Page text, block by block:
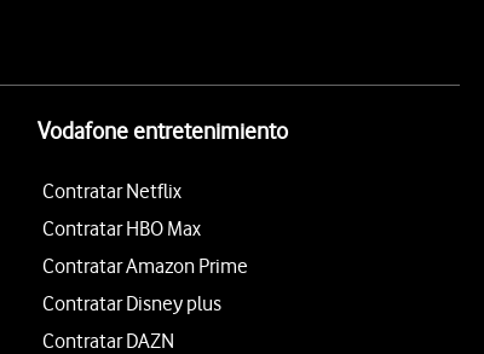
Vodafone entretenimiento
Contratar Netflix
Contratar HBO Max
Contratar Amazon Prime
Contratar Disney plus
Contratar DAZN